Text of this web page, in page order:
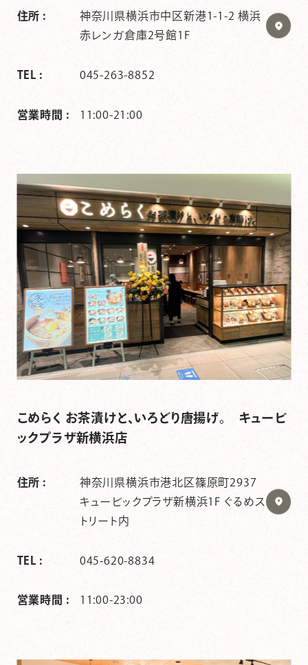
住所 :
神奈川県横浜市中区新港1-1-2 横浜
赤レンガ倉庫2号館1F
TEL : 045-263-8852
営業時間 : 11:00-21:00
こめらく お茶漬けと、いろどり唐揚げ。 キュービ
ックプラザ新横浜店
住所 :
神奈川県横浜市港北区篠原町2937
キュービックプラザ新横浜1F ぐるめス
トリート内
TEL : 045-620-8834
営業時間 : 11:00-23:00